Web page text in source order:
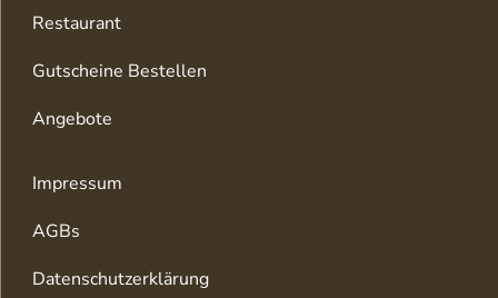
Restaurant
Gutscheine Bestellen
Angebote
Impressum
AGBs
Datenschutzerklärung